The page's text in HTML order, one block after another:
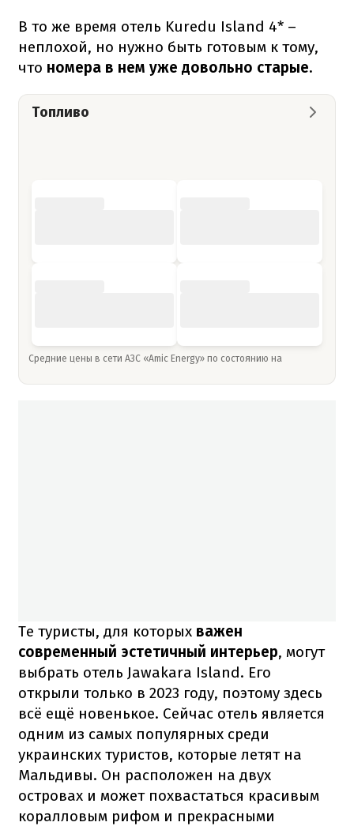
В то же время отель Kuredu Island 4* –
неплохой, но нужно быть готовым к тому,
что номера в нем уже довольно старые.
Топливо
Средние цены в сети АЗС «Amic Energy» по состоянию на
Те туристы, для которых важен
современный эстетичный интерьер, могут
выбрать отель Jawakara Island. Его
открыли только в 2023 году, поэтому здесь
всё ещё новенькое. Сейчас отель является
одним из самых популярных среди
украинских туристов, которые летят на
Мальдивы. Он расположен на двух
островах и может похвастаться красивым
коралловым рифом и прекрасными